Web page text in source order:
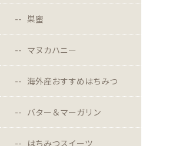
巣蜜
マヌカハニー
海外産おすすめはちみつ
バター＆マーガリン
はちみつスイーツ